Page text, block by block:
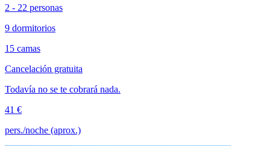
2 - 22 personas
9 dormitorios
15 camas
Cancelación gratuita
Todavía no se te cobrará nada.
41 €
pers./noche (aprox.)